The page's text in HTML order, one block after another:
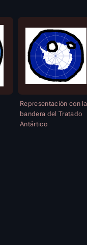
Representación con la
bandera del Tratado
Antártico